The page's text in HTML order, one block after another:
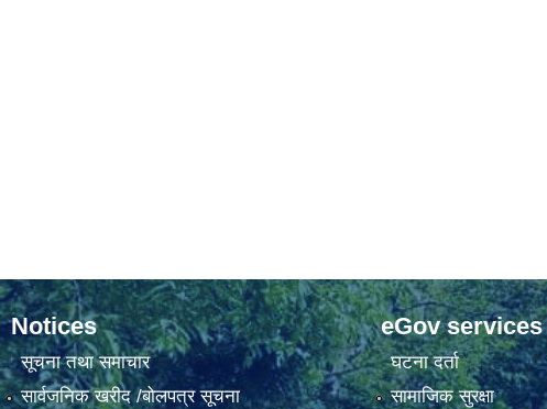
Notices
सूचना तथा समाचार
सार्वजनिक खरीद /बोलपत्र सूचना
eGov services
घटना दर्ता
सामाजिक सुरक्षा